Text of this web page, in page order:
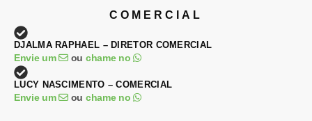
COMERCIAL
DJALMA RAPHAEL – DIRETOR COMERCIAL
Envie um ou chame no
LUCY NASCIMENTO – COMERCIAL
Envie um ou chame no